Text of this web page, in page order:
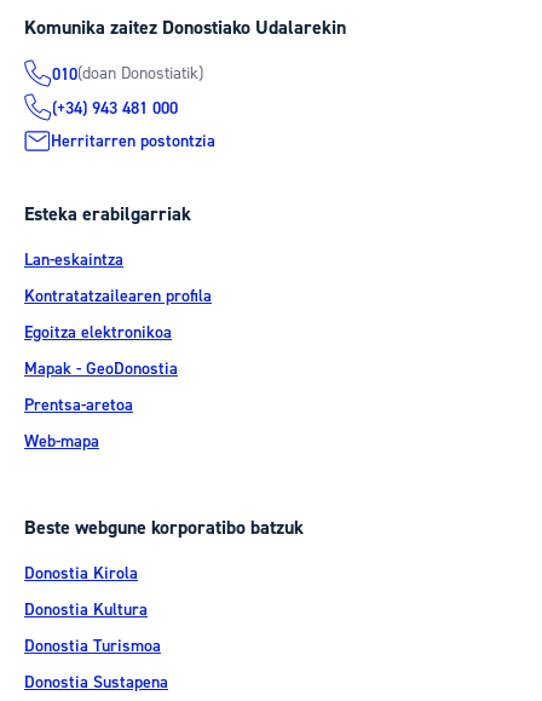
Komunika zaitez Donostiako Udalarekin
010(doan Donostiatik)
(+34) 943 481 000
Herritarren postontzia
Esteka erabilgarriak
Lan-eskaintza
Kontratatzailearen profila
Egoitza elektronikoa
Mapak - GeoDonostia
Prentsa-aretoa
Web-mapa
Beste webgune korporatibo batzuk
Donostia Kirola
Donostia Kultura
Donostia Turismoa
Donostia Sustapena